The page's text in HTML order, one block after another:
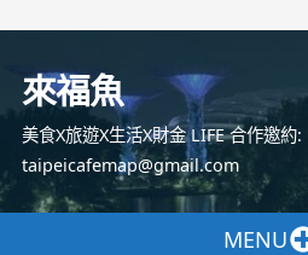
容
來福魚
美食X旅遊X生活X財金 LIFE 合作邀約:
taipeicafemap@gmail.com
MENU